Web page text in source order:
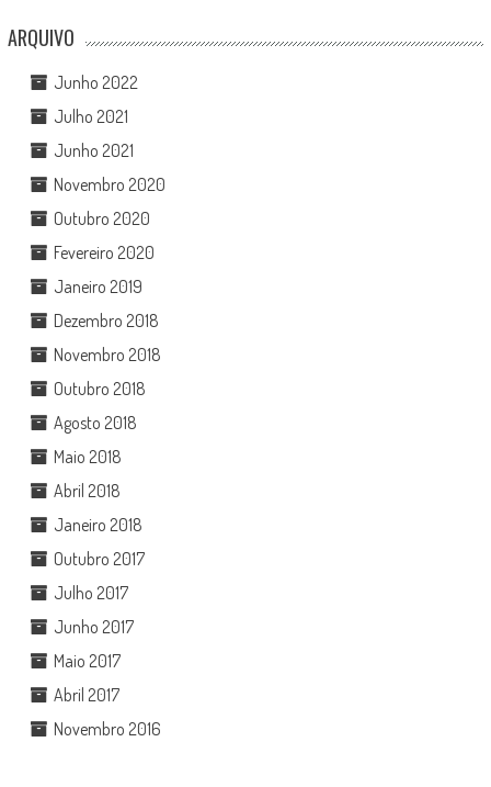
ARQUIVO
Junho 2022
Julho 2021
Junho 2021
Novembro 2020
Outubro 2020
Fevereiro 2020
Janeiro 2019
Dezembro 2018
Novembro 2018
Outubro 2018
Agosto 2018
Maio 2018
Abril 2018
Janeiro 2018
Outubro 2017
Julho 2017
Junho 2017
Maio 2017
Abril 2017
Novembro 2016